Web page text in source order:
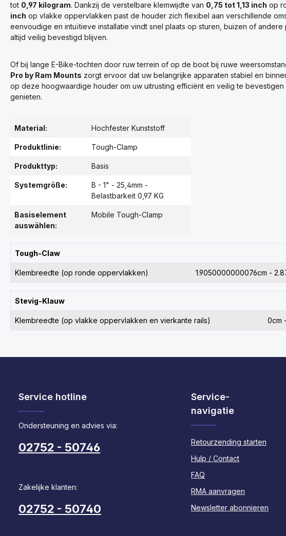
tot 0,97 kilogram. Dankzij de verstelbare klemwijdte van 0,75 tot 1,13 inch op
inch op vlakke oppervlakken past de houder zich flexibel aan verschillende
eenvoudige en intuïtieve installatie vindt snel plaats op sturen, buizen of
altijd veilig bevestigd blijven.
Of bij lange E-Bike-tochten door ruw terrein of op de boot bij ruwe
Pro by Ram Mounts zorgt ervoor dat uw belangrijke apparaten stabiel en
op deze hoogwaardige houder om uw uitrusting efficiënt en veilig te
genieten.
Material: Hochfester Kunststoff
Produktlinie: Tough-Clamp
Produkttyp: Basis
Systemgröße:
B - 1" - 25,4mm -
Belastbarkeit 0,97 KG
Basiselement
auswählen:
Mobile Tough-Clamp
Tough-Claw
Klembreedte (op ronde oppervlakken) 1.9050000000076cm -
Stevig-Klauw
Klembreedte (op vlakke oppervlakken en vierkante rails) 0cm
Service hotline
Ondersteuning en advies via:
02752 - 50746
Zakelijke klanten:
02752 - 50740
Service-
navigatie
Retourzending starten
Hulp / Contact
FAQ
RMA aanvragen
Newsletter abonnieren